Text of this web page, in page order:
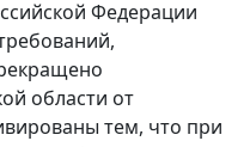
Федерации
области от
тем, что при